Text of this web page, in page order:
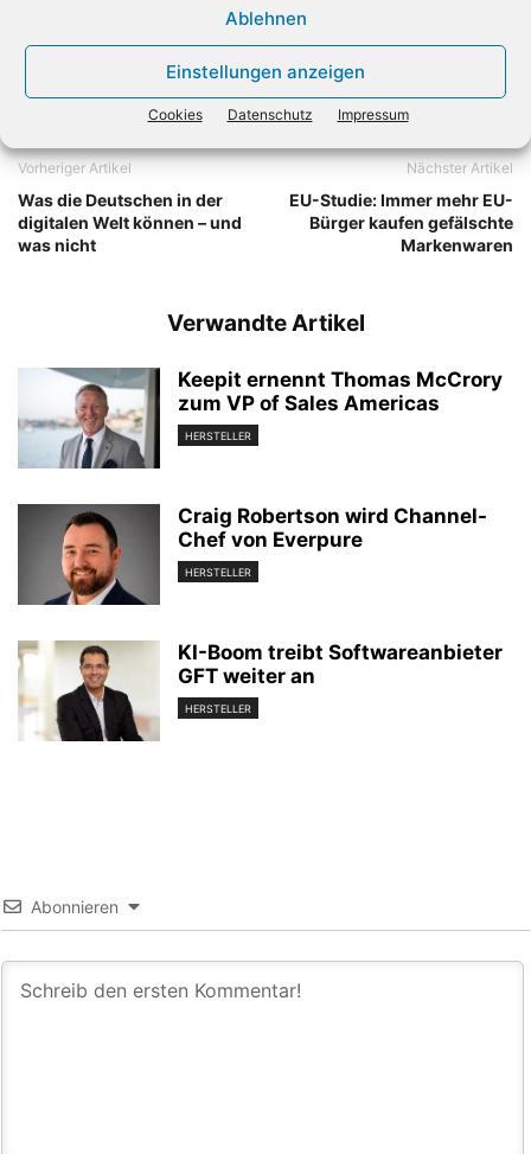
Ablehnen
Einstellungen anzeigen
Cookies Datenschutz Impressum
Vorheriger Artikel
Was die Deutschen in der
digitalen Welt können – und
was nicht
Nächster Artikel
EU-Studie: Immer mehr EU-
Bürger kaufen gefälschte
Markenwaren
Verwandte Artikel
Keepit ernennt Thomas McCrory
zum VP of Sales Americas
HERSTELLER
Craig Robertson wird Channel-
Chef von Everpure
HERSTELLER
KI-Boom treibt Softwareanbieter
GFT weiter an
HERSTELLER
Abonnieren